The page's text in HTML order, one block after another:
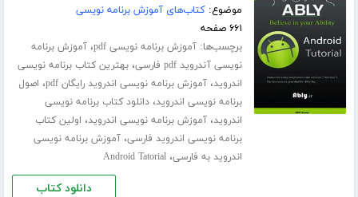
موضوع:کتاب‌های آموزش برنامه نویسی
۶۶۱ صفحه
برچسب‌ها:آموزش برنامه نویسی pdf ،آموزش برنامه
نویسی آندروید pdf فارسی
،بهترین کتاب برنامه نویسی
اندروید،آموزش برنامه نویسی اندروید رایگان pdf ، اصول
برنامه نویسی اندروید،دانلود کتاب برنامه نویسی
اندروید،آموزش برنامه نویسی اندروید، اولین کتاب
برنامه نویسی اندروید فارسی،آموزش برنامه نویسی
اندروید به فارسی،Android Tatorial
دانلود کتاب